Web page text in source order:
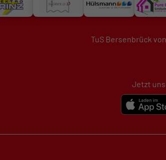
TuS Bersenbrück
Jetzt